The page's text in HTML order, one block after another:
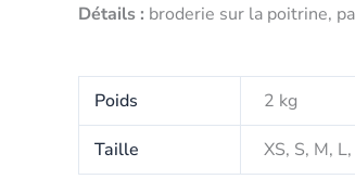
Détails : broderie sur la poitrine,
Poids 2 kg
Taille XS, S, M,